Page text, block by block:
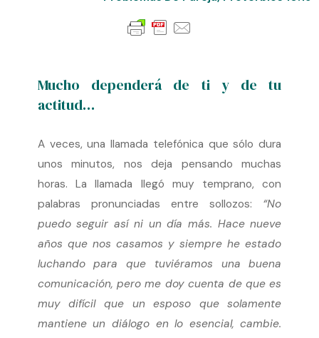
Mucho dependerá de ti y de tu
actitud…
A veces, una llamada telefónica que sólo dura
unos minutos, nos deja pensando muchas
horas. La llamada llegó muy temprano, con
palabras pronunciadas entre sollozos: “No
puedo seguir así ni un día más. Hace nueve
años que nos casamos y siempre he estado
luchando para que tuviéramos una buena
comunicación, pero me doy cuenta de que es
muy difícil que un esposo que solamente
mantiene un diálogo en lo esencial, cambie.